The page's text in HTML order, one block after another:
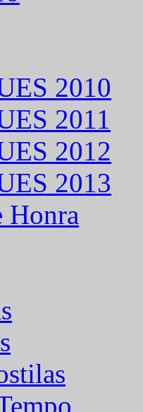
2010
2011
2012
2013
Honra